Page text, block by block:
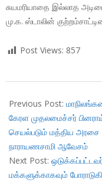
சுயமரியாதை இல்லாத
மு.க. ஸ்டாலின்
Post Views: 857
09-
22
Previous Post:
கேரள முதலமைச்சர்
செயல்படும் மத்திய அரசை
நாராயணசாமி ஆவேசம்
Next Post:
மக்களுக்காகவும்